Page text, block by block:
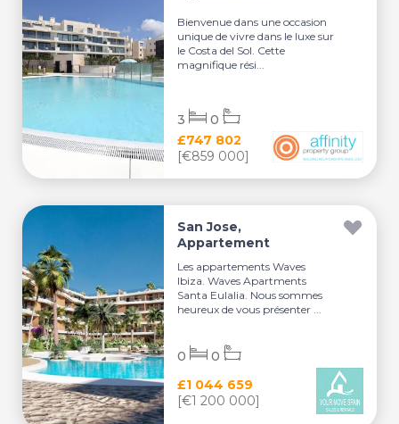
Bienvenue dans une occasion
unique de vivre dans le luxe sur
le Costa del Sol. Cette
magnifique rési...
£747 802
[€859 000]
3 0
San Jose,
Appartement
Les appartements Waves
Ibiza. Waves Apartments
Santa Eulalia. Nous sommes
heureux de vous présenter ...
£1 044 659
[€1 200 000]
0 0